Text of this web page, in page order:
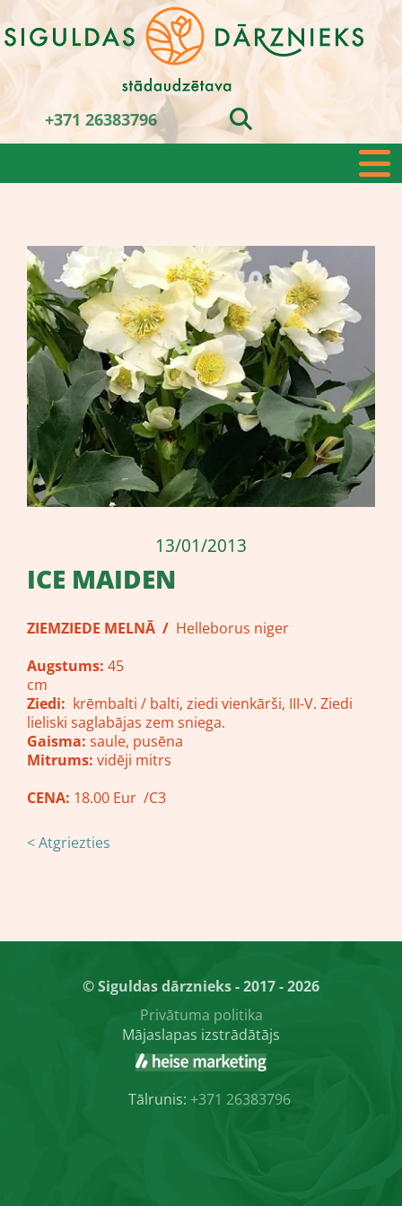
+371 26383796
13/01/2013
ICE MAIDEN
ZIEMZIEDE MELNĀ / Helleborus niger
Augstums: 45
cm
Ziedi: krēmbalti / balti, ziedi vienkārši, III-V. Ziedi
lieliski saglabājas zem sniega.
Gaisma: saule, pusēna
Mitrums: vidēji mitrs
CENA: 18.00 Eur /C3
< Atgriezties
© Siguldas dārznieks - 2017 - 2026
Privātuma politika
Mājaslapas izstrādātājs
Tālrunis: +371 26383796